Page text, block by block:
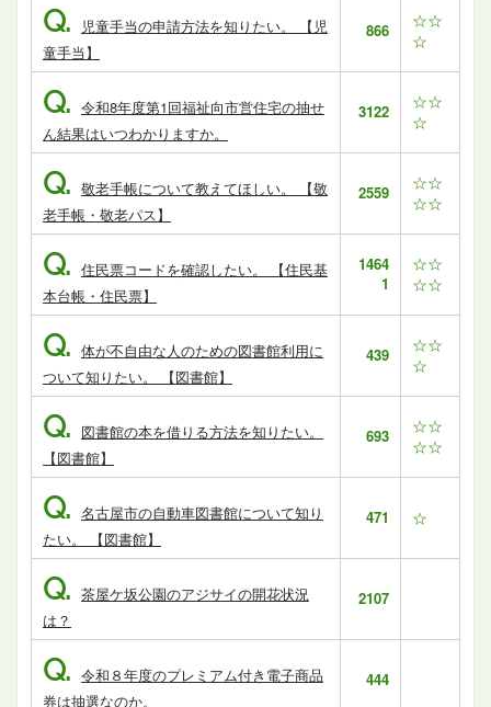
Q.
児童手当の申請方法を知りたい。 【児
童手当】
866
☆☆
☆
Q. 令和8年度第1回福祉向市営住宅の抽せ
ん結果はいつわかりますか。
3122
☆☆
☆
Q. 敬老手帳について教えてほしい。 【敬
老手帳・敬老パス】
2559
☆☆
☆☆
Q. 住民票コードを確認したい。 【住民基
本台帳・住民票】
1464
1
☆☆
☆☆
Q. 体が不自由な人のための図書館利用に
ついて知りたい。 【図書館】
439
☆☆
☆
Q. 図書館の本を借りる方法を知りたい。
【図書館】
693
☆☆
☆☆
Q. 名古屋市の自動車図書館について知り
たい。 【図書館】
471 ☆
Q. 茶屋ケ坂公園のアジサイの開花状況
は？
2107
Q. 令和８年度のプレミアム付き電子商品
券は抽選なのか。
444